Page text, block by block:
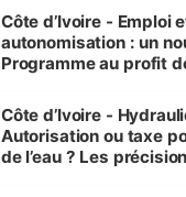
et Yamoussoukro
Côte d’Ivoire - Emploi
autonomisation : un
Programme au profit
Côte d’Ivoire -
Autorisation ou taxe
de l’eau ? Les